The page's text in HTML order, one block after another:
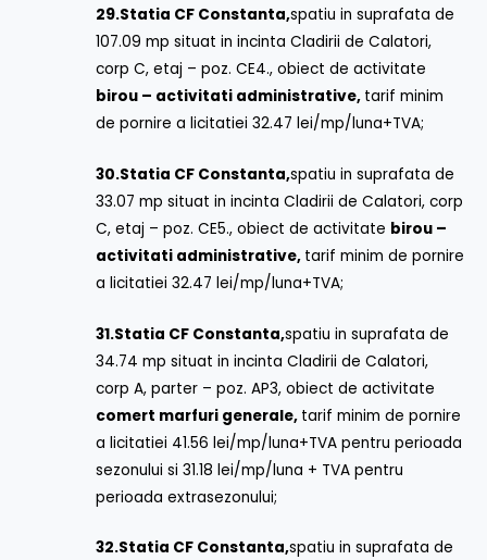
29.Statia CF Constanta,spatiu in suprafata de
107.09 mp situat in incinta Cladirii de Calatori,
corp C, etaj – poz. CE4., obiect de activitate
birou – activitati administrative, tarif minim
de pornire a licitatiei 32.47 lei/mp/luna+TVA;
30.Statia CF Constanta,spatiu in suprafata de
33.07 mp situat in incinta Cladirii de Calatori, corp
C, etaj – poz. CE5., obiect de activitate birou –
activitati administrative, tarif minim de pornire
a licitatiei 32.47 lei/mp/luna+TVA;
31.Statia CF Constanta,spatiu in suprafata de
34.74 mp situat in incinta Cladirii de Calatori,
corp A, parter – poz. AP3, obiect de activitate
comert marfuri generale, tarif minim de pornire
a licitatiei 41.56 lei/mp/luna+TVA pentru perioada
sezonului si 31.18 lei/mp/luna + TVA pentru
perioada extrasezonului;
32.Statia CF Constanta,spatiu in suprafata de